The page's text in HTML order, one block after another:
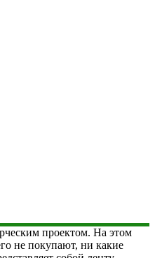
проектом. На этом
не покупают, ни какие